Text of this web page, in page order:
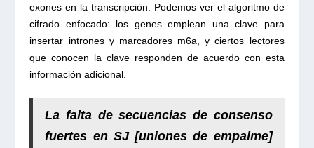
exones en la transcripción. Podemos ver el algoritmo de
cifrado enfocado: los genes emplean una clave para
insertar intrones y marcadores m6a, y ciertos lectores
que conocen la clave responden de acuerdo con esta
información adicional.
La falta de secuencias de consenso
fuertes en SJ [uniones de empalme]